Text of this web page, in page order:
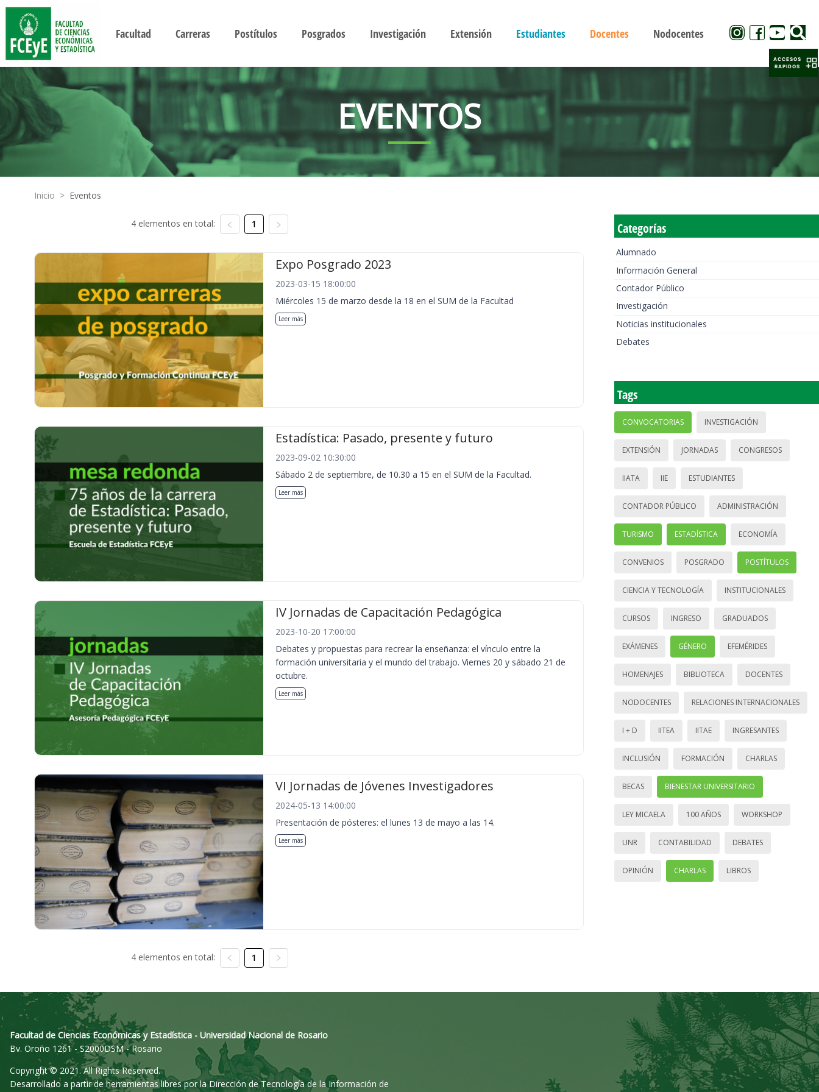
Facultad Carreras Postítulos Posgrados Investigación Extensión Estudiantes Docentes Nodocentes
EVENTOS
Inicio > Eventos
4 elementos en total: 1
Expo Posgrado 2023
2023-03-15 18:00:00
Miércoles 15 de marzo desde la 18 en el SUM de la Facultad
Leer más
Estadística: Pasado, presente y futuro
2023-09-02 10:30:00
Sábado 2 de septiembre, de 10.30 a 15 en el SUM de la Facultad.
Leer más
IV Jornadas de Capacitación Pedagógica
2023-10-20 17:00:00
Debates y propuestas para recrear la enseñanza: el vínculo entre la
formación universitaria y el mundo del trabajo. Viernes 20 y sábado 21 de
octubre.
Leer más
VI Jornadas de Jóvenes Investigadores
2024-05-13 14:00:00
Presentación de pósteres: el lunes 13 de mayo a las 14.
Leer más
4 elementos en total: 1
Categorías
Alumnado
Información General
Contador Público
Investigación
Noticias institucionales
Debates
Tags
CONVOCATORIAS INVESTIGACIÓN
EXTENSIÓN JORNADAS CONGRESOS
IIATA IIE ESTUDIANTES
CONTADOR PÚBLICO ADMINISTRACIÓN
TURISMO ESTADÍSTICA ECONOMÍA
CONVENIOS POSGRADO POSTÍTULOS
CIENCIA Y TECNOLOGÍA INSTITUCIONALES
CURSOS INGRESO GRADUADOS
EXÁMENES GÉNERO EFEMÉRIDES
HOMENAJES BIBLIOTECA DOCENTES
NODOCENTES RELACIONES INTERNACIONALES
I + D IITEA IITAE INGRESANTES
INCLUSIÓN FORMACIÓN CHARLAS
BECAS BIENESTAR UNIVERSITARIO
LEY MICAELA 100 AÑOS WORKSHOP
UNR CONTABILIDAD DEBATES
OPINIÓN CHARLAS LIBROS
Facultad de Ciencias Económicas y Estadística - Universidad Nacional de Rosario
Bv. Oroño 1261 - S2000DSM - Rosario
Copyright © 2021. All Rights Reserved.
Desarrollado a partir de herramientas libres por la Dirección de Tecnología de la Información de
ACCESOS
RAPIDOS